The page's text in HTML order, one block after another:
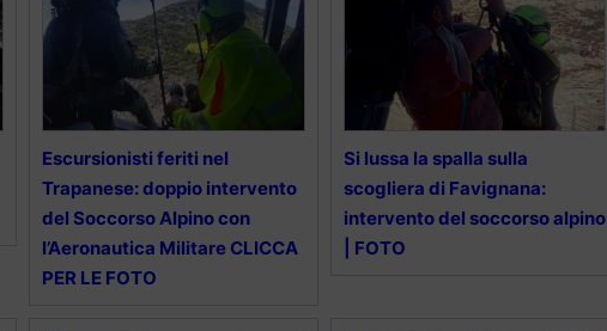
Escursionisti feriti nel
Trapanese: doppio intervento
del Soccorso Alpino con
l’Aeronautica Militare CLICCA
PER LE FOTO
Si lussa la spalla sulla
scogliera di Favignana:
intervento del soccorso alpino
| FOTO